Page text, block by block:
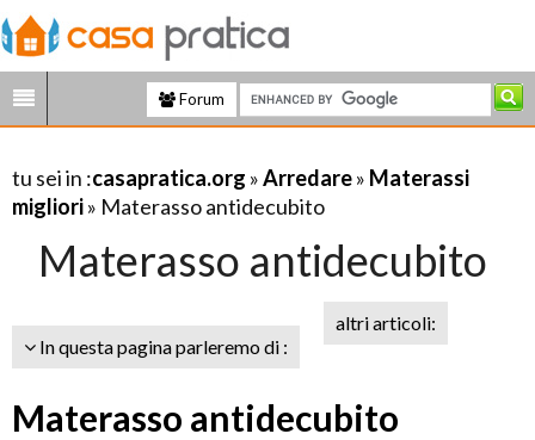
Forum
tu sei in :casapratica.org »Arredare» Materassi
migliori» Materasso antidecubito
Materasso antidecubito
In questa pagina parleremo di :
altri articoli:
Materasso antidecubito